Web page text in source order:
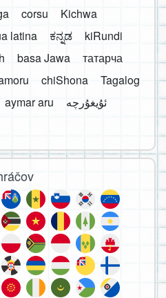
corsu
Kichwa
latina ಕನ್ನಡ
kiRundi
basa Jawa
татарча
chiShona
Tagalog
aymar aru